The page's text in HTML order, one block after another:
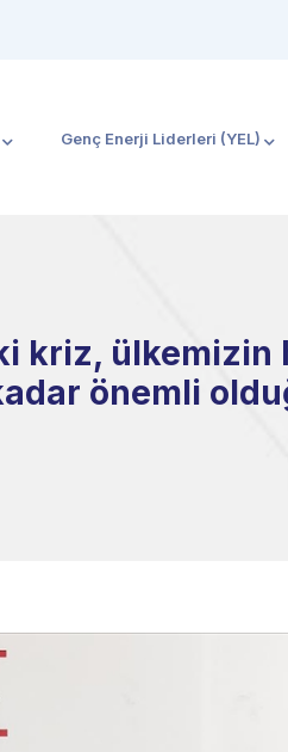
Genç Enerji Liderleri (YEL)
kriz,
önemli